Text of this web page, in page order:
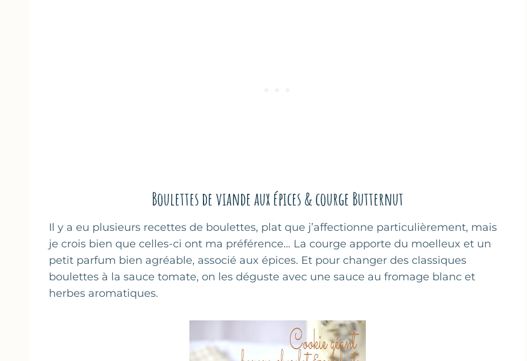
Boulettes de viande aux épices & courge Butternut
Il y a eu plusieurs recettes de boulettes, plat que j’affectionne particulièrement, mais
je crois bien que celles-ci ont ma préférence… La courge apporte du moelleux et un
petit parfum bien agréable, associé aux épices. Et pour changer des classiques
boulettes à la sauce tomate, on les déguste avec une sauce au fromage blanc et
herbes aromatiques.